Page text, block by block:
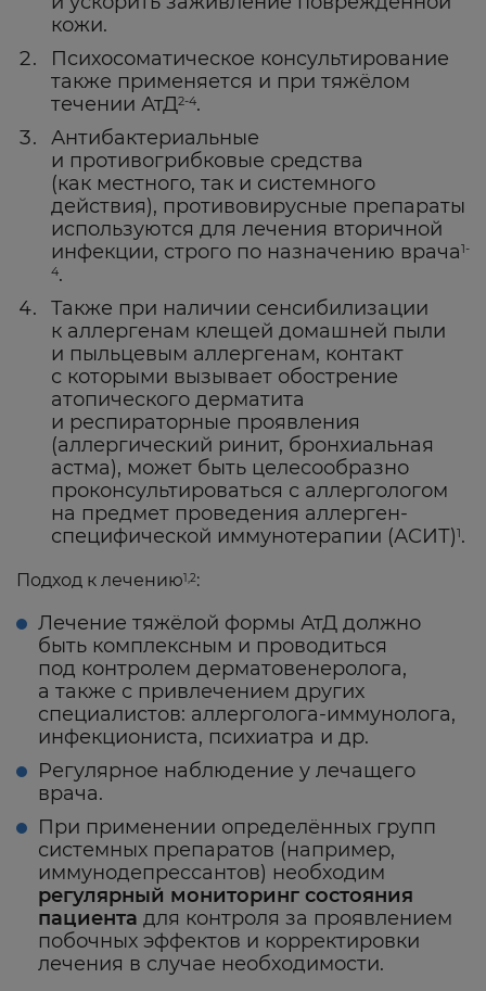
кожи.
Психосоматическое консультирование
также применяется и при тяжёлом
течении АтД2-4.
Антибактериальные
и противогрибковые средства
(как местного, так и системного
действия), противовирусные препараты
используются для лечения вторичной
инфекции, строго по назначению врача1-
4.
Также при наличии сенсибилизации
к аллергенам клещей домашней пыли
и пыльцевым аллергенам, контакт
с которыми вызывает обострение
атопического дерматита
и респираторные проявления
(аллергический ринит, бронхиальная
астма), может быть целесообразно
проконсультироваться с аллергологом
на предмет проведения аллерген-
специфической иммунотерапии (АСИТ)1.
Подход к лечению1,2:
Лечение тяжёлой формы АтД должно
быть комплексным и проводиться
под контролем дерматовенеролога,
а также с привлечением других
специалистов: аллерголога-иммунолога,
инфекциониста, психиатра и др.
Регулярное наблюдение у лечащего
врача.
При применении определённых групп
системных препаратов (например,
иммунодепрессантов) необходим
регулярный мониторинг состояния
пациента для контроля за проявлением
побочных эффектов и корректировки
лечения в случае необходимости.